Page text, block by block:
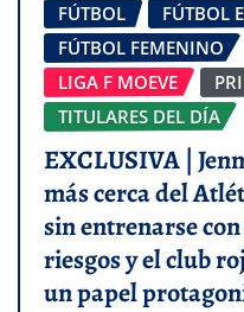
FÚTBOL
FÚTBOL
FÚTBOL FEMENINO
LIGA F MOEVE
TITULARES DEL DÍA
EXCLUSIVA |
más cerca del
sin entrenarse
riesgos y el club
un papel